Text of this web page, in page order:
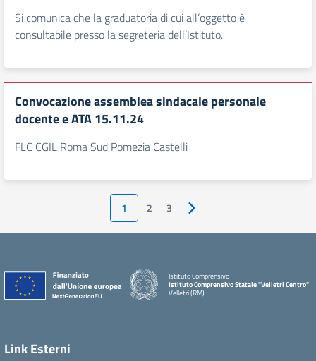
Si comunica che la graduatoria di cui all’oggetto è
consultabile presso la segreteria dell’Istituto.
Convocazione assemblea sindacale personale
docente e ATA 15.11.24
FLC CGIL Roma Sud Pomezia Castelli
1 2 3 Pagina successiva
Istituto Comprensivo
Istituto Comprensivo Statale "Velletri Centro"
Velletri (RM)
Link Esterni